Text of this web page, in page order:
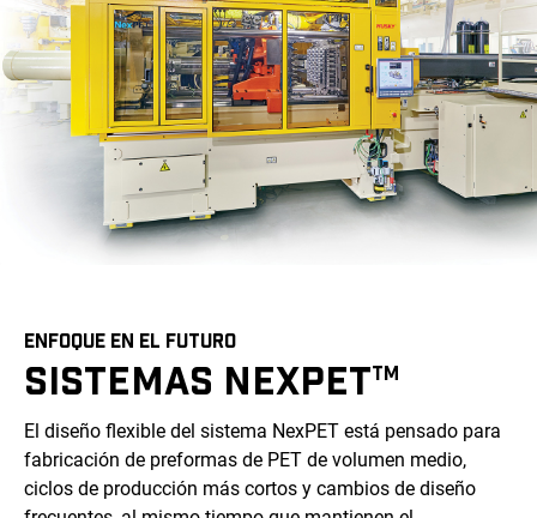
ENFOQUE EN EL FUTURO
SISTEMAS NEXPETTM
El diseño flexible del sistema NexPET está pensado para
fabricación de preformas de PET de volumen medio,
ciclos de producción más cortos y cambios de diseño